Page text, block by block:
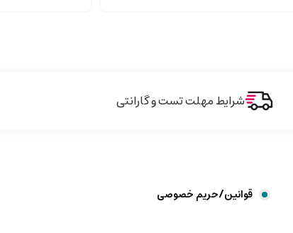
شرایط مهلت تست و گارانتی
قوانین/حریم خصوصی